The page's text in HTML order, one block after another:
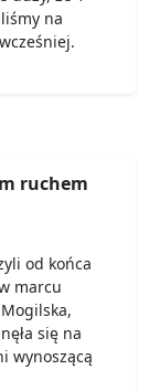
na
ruchem
od końca
marcu
się na
wynoszącą